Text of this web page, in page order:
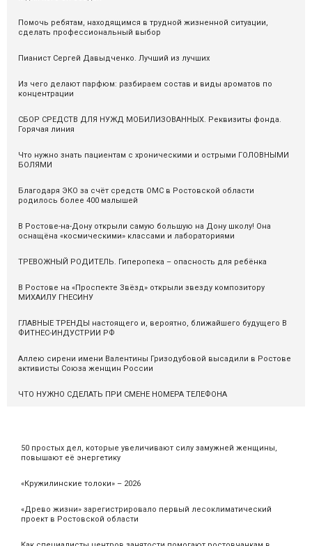
50 простых дел, которые увеличивают силу замужней женщины,
повышают её энергетику
«Кружилинские толоки» – 2026
«Древо жизни» зарегистрировало первый лесоклиматический
проект в Ростовской области
Помочь ребятам, находящимся в трудной жизненной ситуации,
сделать профессиональный выбор
Пианист Сергей Давыдченко. Лучший из лучших
Из чего делают парфюм: разбираем состав и виды ароматов по
концентрации
СБОР СРЕДСТВ ДЛЯ НУЖД МОБИЛИЗОВАННЫХ. Реквизиты фонда.
Горячая линия
Что нужно знать пациентам с хроническими и острыми ГОЛОВНЫМИ
БОЛЯМИ
Благодаря ЭКО за счёт средств ОМС в Ростовской области
родилось более 400 малышей
В Ростове-на-Дону открыли самую большую на Дону школу! Она
оснащёна «космическими» классами и лабораториями
ТРЕВОЖНЫЙ РОДИТЕЛЬ. Гиперопека – опасность для ребёнка
В Ростове на «Проспекте Звёзд» открыли звезду композитору
МИХАИЛУ ГНЕСИНУ
ГЛАВНЫЕ ТРЕНДЫ настоящего и, вероятно, ближайшего будущего В
ФИТНЕС-ИНДУСТРИИ РФ
Аллею сирени имени Валентины Гризодубовой высадили в Ростове
активисты Союза женщин России
ЧТО НУЖНО СДЕЛАТЬ ПРИ СМЕНЕ НОМЕРА ТЕЛЕФОНА